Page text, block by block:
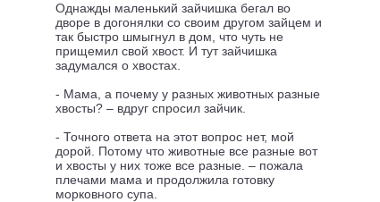
Однажды маленький зайчишка бегал во
дворе в догонялки со своим другом зайцем и
так быстро шмыгнул в дом, что чуть не
прищемил свой хвост. И тут зайчишка
задумался о хвостах.
- Мама, а почему у разных животных разные
хвосты? – вдруг спросил зайчик.
- Точного ответа на этот вопрос нет, мой
дорой. Потому что животные все разные вот
и хвосты у них тоже все разные. – пожала
плечами мама и продолжила готовку
морковного супа.